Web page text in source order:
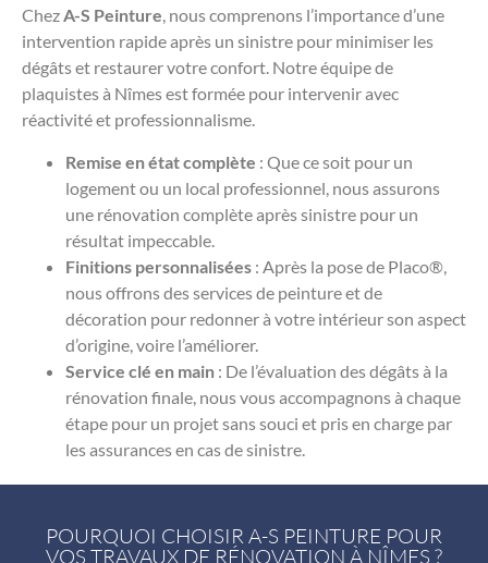
ChezA-S Peinture, nous comprenons l’importance d’une
intervention rapide après un sinistre pour minimiser les
dégâts et restaurer votre confort. Notre équipe de
plaquistes à Nîmes est formée pour intervenir avec
réactivité et professionnalisme.
Remise en état complète : Que ce soit pour un
logement ou un local professionnel, nous assurons
une rénovation complète après sinistre pour un
résultat impeccable.
Finitions personnalisées : Après la pose de Placo®,
nous offrons des services de peinture et de
décoration pour redonner à votre intérieur son aspect
d’origine, voire l’améliorer.
Service clé en main : De l’évaluation des dégâts à la
rénovation finale, nous vous accompagnons à chaque
étape pour un projet sans souci et pris en charge par
les assurances en cas de sinistre.
POURQUOI CHOISIR A-S PEINTURE POUR
VOS TRAVAUX DE RÉNOVATION À NÎMES ?